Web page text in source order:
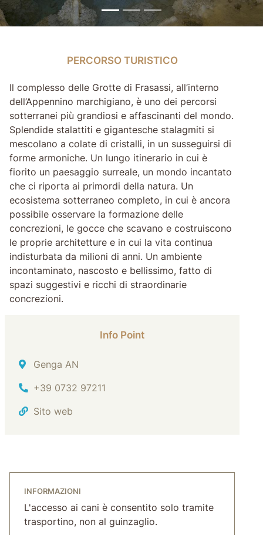
PERCORSO TURISTICO
Il complesso delle Grotte di Frasassi, all’interno
dell’Appennino marchigiano, è uno dei percorsi
sotterranei più grandiosi e affascinanti del mondo.
Splendide stalattiti e gigantesche stalagmiti si
mescolano a colate di cristalli, in un susseguirsi di
forme armoniche. Un lungo itinerario in cui è
fiorito un paesaggio surreale, un mondo incantato
che ci riporta ai primordi della natura. Un
ecosistema sotterraneo completo, in cui è ancora
possibile osservare la formazione delle
concrezioni, le gocce che scavano e costruiscono
le proprie architetture e in cui la vita continua
indisturbata da milioni di anni. Un ambiente
incontaminato, nascosto e bellissimo, fatto di
spazi suggestivi e ricchi di straordinarie
concrezioni.
Info Point
Indirizzo
Genga AN
Tel.
+39 0732 97211
Sito web
INFORMAZIONI
L'accesso ai cani è consentito solo tramite
trasportino, non al guinzaglio.